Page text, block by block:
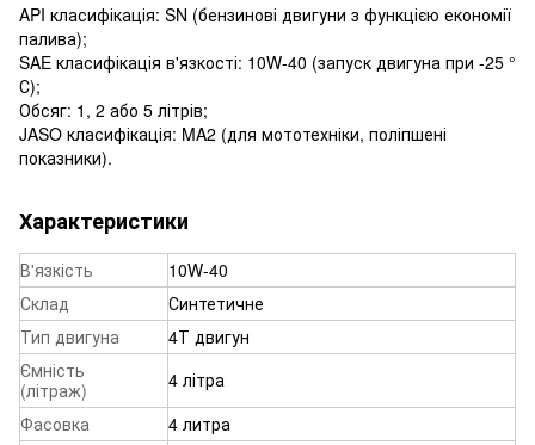
API класифікація: SN (бензинові двигуни з функцією економії
палива);
SAE класифікація в'язкості: 10W-40 (запуск двигуна при -25 °
С);
Обсяг: 1, 2 або 5 літрів;
JASO класифікація: MA2 (для мототехніки, поліпшені
показники).
Характеристики
В'язкість
10W-40
Склад
Синтетичне
Тип двигуна
4Т двигун
Ємність
(літраж)
4 літра
Фасовка
4 литра